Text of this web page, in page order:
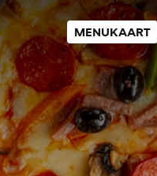
MENUKAART